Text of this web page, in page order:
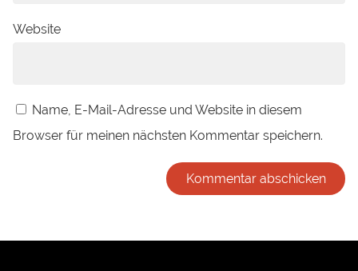
Website
Name, E-Mail-Adresse und Website in diesem
Browser für meinen nächsten Kommentar speichern.